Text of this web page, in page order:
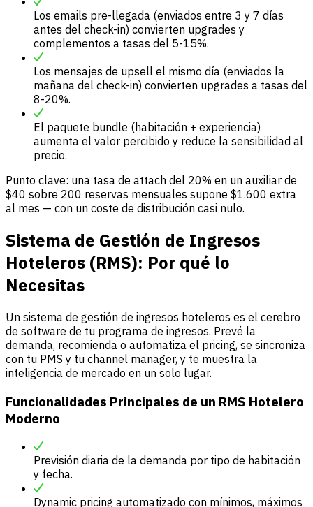
Los emails pre-llegada (enviados entre 3 y 7 días
antes del check-in) convierten upgrades y
complementos a tasas del 5-15%.
Los mensajes de upsell el mismo día (enviados la
mañana del check-in) convierten upgrades a tasas del
8-20%.
El paquete bundle (habitación + experiencia)
aumenta el valor percibido y reduce la sensibilidad al
precio.
Punto clave: una tasa de attach del 20% en un auxiliar de
$40 sobre 200 reservas mensuales supone $1.600 extra
al mes — con un coste de distribución casi nulo.
Sistema de Gestión de Ingresos
Hoteleros (RMS): Por qué lo
Necesitas
Un sistema de gestión de ingresos hoteleros es el cerebro
de software de tu programa de ingresos. Prevé la
demanda, recomienda o automatiza el pricing, se sincroniza
con tu PMS y tu channel manager, y te muestra la
inteligencia de mercado en un solo lugar.
Funcionalidades Principales de un RMS Hotelero
Moderno
Previsión diaria de la demanda por tipo de habitación
y fecha.
Dynamic pricing automatizado con mínimos, máximos